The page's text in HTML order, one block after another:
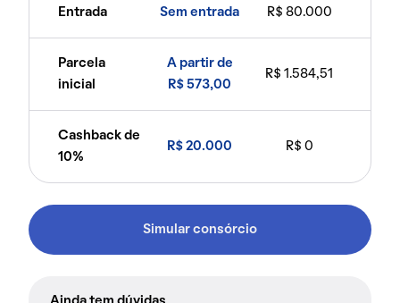
Entrada Sem entrada R$ 80.000
Parcela
inicial
A partir de
R$ 573,00
R$ 1.584,51
Cashback de
10%
R$ 20.000 R$ 0
Simular consórcio